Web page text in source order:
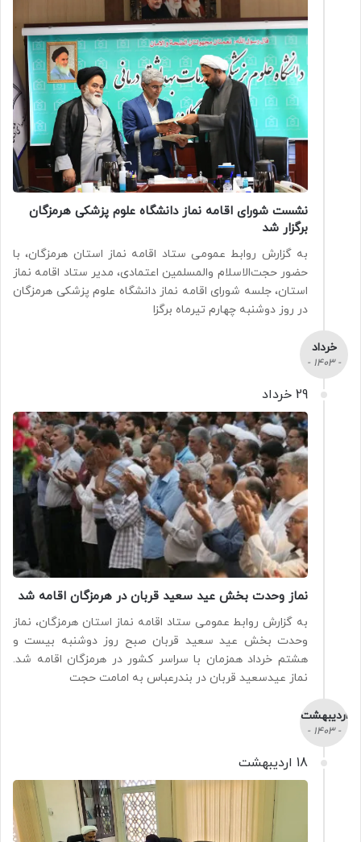
نشست شورای اقامه نماز دانشگاه علوم پزشکی هرمزگان
برگزار شد
به گزارش روابط عمومی ستاد اقامه نماز استان هرمزگان، با
حضور حجت‌الاسلام والمسلمین اعتمادی، مدیر ستاد اقامه نماز
استان، جلسه شورای اقامه نماز دانشگاه علوم پزشکی هرمزگان
در روز دوشنبه چهارم تیرماه برگزا
خرداد
- 1403 -
29 خرداد
نماز وحدت بخش عید سعید قربان در هرمزگان اقامه شد
به گزارش روابط عمومی ستاد اقامه نماز استان هرمزگان، نماز
وحدت بخش عید سعید قربان صبح روز دوشنبه بیست و
هشتم خرداد همزمان با سراسر کشور در هرمزگان اقامه شد.
نماز عیدسعید قربان در بندرعباس به امامت حجت
اردیبهشت
- 1403 -
18 اردیبهشت